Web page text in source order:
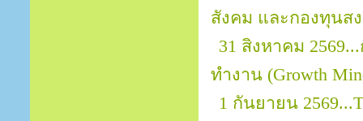
สังคม และกองทุนส
31 สิงหาคม
ทำงาน (Growth
1 กันยายน